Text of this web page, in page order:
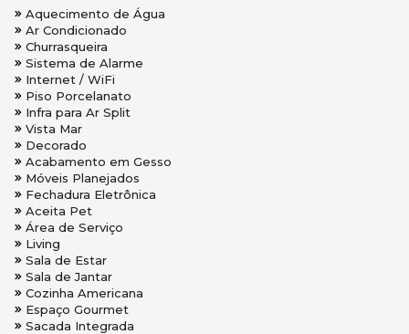
Aquecimento de Água
Ar Condicionado
Churrasqueira
Sistema de Alarme
Internet / WiFi
Piso Porcelanato
Infra para Ar Split
Vista Mar
Decorado
Acabamento em Gesso
Móveis Planejados
Fechadura Eletrônica
Aceita Pet
Área de Serviço
Living
Sala de Estar
Sala de Jantar
Cozinha Americana
Espaço Gourmet
Sacada Integrada